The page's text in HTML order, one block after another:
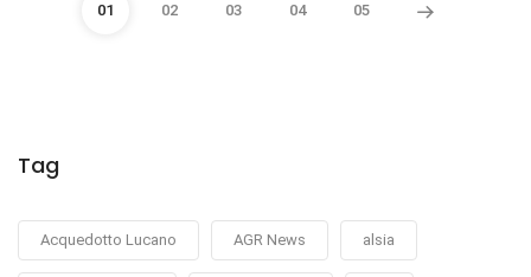
01 02 03 04 05
Tag
Acquedotto Lucano AGR News alsia